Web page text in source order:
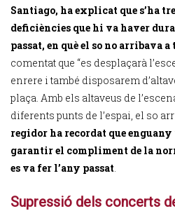
Santiago, ha explicat que s’ha
deficiències que hi va haver
passat, en què el so no arribava
comentat que “es desplaçarà
enrere i també disposarem
plaça. Amb els altaveus de
diferents punts de l’espai, el so
regidor ha recordat que
garantir el compliment de la
es va fer l’any passat.
Supressió dels concerts